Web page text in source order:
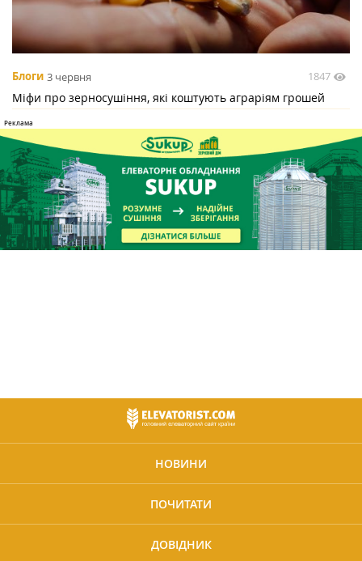
Блоги 3 червня 1847
Міфи про зерносушіння, які коштують аграріям грошей
НОВИНИ
ПОЧИТАТИ
ДОВІДНИК